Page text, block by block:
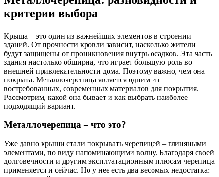
критерии выбора
Крыша – это один из важнейших элементов в строении
зданий. От прочности кровли зависит, насколько жители
будут защищены от проникновения внутрь осадков. Эта часть
здания настолько обширна, что играет большую роль во
внешней привлекательности дома. Поэтому важно, чем она
покрыта. Металлочерепица является одним из
востребованных, современных материалов для покрытия.
Рассмотрим, какой она бывает и как выбрать наиболее
подходящий вариант.
Металлочерепица – что это?
Уже давно крыши стали покрывать черепицей – глиняными
элементами, по виду напоминающими волну. Благодаря своей
долговечности и другим эксплуатационным плюсам черепица
применяется и сейчас. Но у нее есть два весомых недостатка: